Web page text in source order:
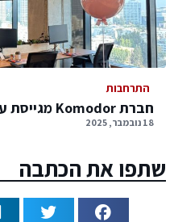
התרחבות
חברת Komodor מגייסת עובדים
18 נובמבר, 2025
שתפו את הכתבה